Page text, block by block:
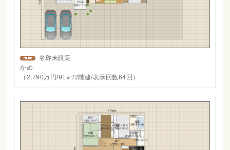
名称未設定
かめ
（2,790万円/91㎡/2階建/表示回数64回）